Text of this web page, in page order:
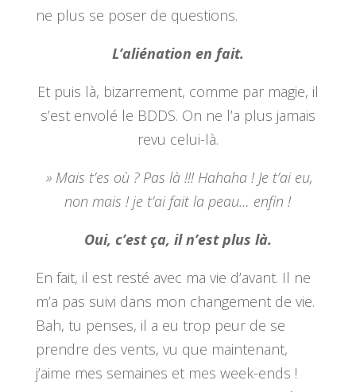
ne plus se poser de questions.
L’aliénation en fait.
Et puis là, bizarrement, comme par magie, il
s’est envolé le BDDS. On ne l’a plus jamais
revu celui-là.
» Mais t’es où ? Pas là !!! Hahaha ! Je t’ai eu,
non mais ! je t’ai fait la peau… enfin !
Oui, c’est ça, il n’est plus là.
En fait, il est resté avec ma vie d’avant. Il ne
m’a pas suivi dans mon changement de vie.
Bah, tu penses, il a eu trop peur de se
prendre des vents, vu que maintenant,
j’aime mes semaines et mes week-ends !